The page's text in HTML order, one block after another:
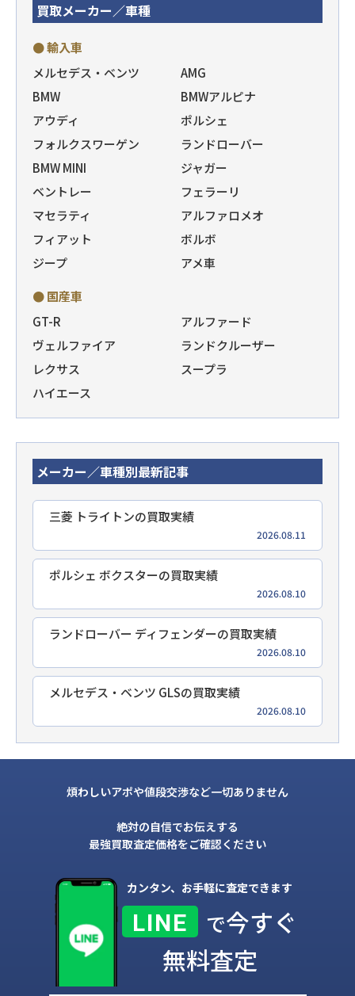
買取メーカー／車種
● 輸入車
メルセデス・ベンツ
AMG
BMW
BMWアルピナ
アウディ
ポルシェ
フォルクスワーゲン
ランドローバー
BMW MINI
ジャガー
ベントレー
フェラーリ
マセラティ
アルファロメオ
フィアット
ボルボ
ジープ
アメ車
● 国産車
GT-R
アルファード
ヴェルファイア
ランドクルーザー
レクサス
スープラ
ハイエース
メーカー／車種別最新記事
三菱 トライトンの買取実績
2026.08.11
ポルシェ ボクスターの買取実績
2026.08.10
ランドローバー ディフェンダーの買取実績
2026.08.10
メルセデス・ベンツ GLSの買取実績
2026.08.10
煩わしいアポや値段交渉など一切ありません
絶対の自信でお伝えする
最強買取査定価格をご確認ください
カンタン、お手軽に査定できます
LINE で今すぐ
無料査定